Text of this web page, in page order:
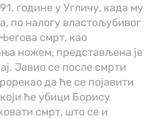
године у Угличу, када му
по налогу властољубивог
смрт, као
ножем, представљена је
Јавио се после смрти
да ће се појавити
ће убици Борису
смрт, што се и